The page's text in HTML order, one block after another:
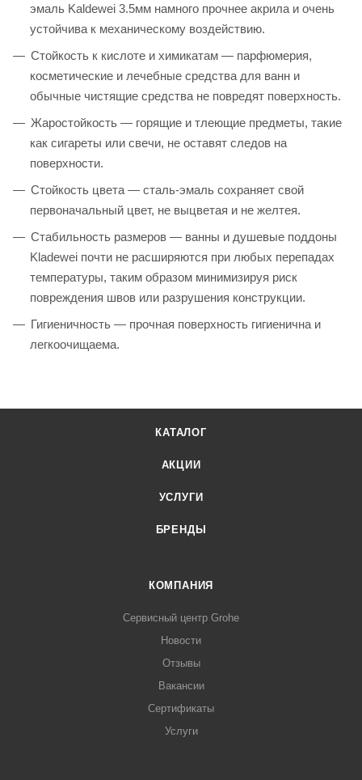
эмаль Kaldewei 3.5мм намного прочнее акрила и очень
устойчива к механическому воздействию.
Стойкость к кислоте и химикатам — парфюмерия,
косметические и лечебные средства для ванн и
обычные чистящие средства не повредят поверхность.
Жаростойкость — горящие и тлеющие предметы, такие
как сигареты или свечи, не оставят следов на
поверхности.
Стойкость цвета — сталь-эмаль сохраняет свой
первоначальный цвет, не выцветая и не желтея.
Стабильность размеров — ванны и душевые поддоны
Kladewei почти не расширяются при любых перепадах
температуры, таким образом минимизируя риск
повреждения швов или разрушения конструкции.
Гигиеничность — прочная поверхность гигиенична и
легкоочищаема.
КАТАЛОГ
АКЦИИ
УСЛУГИ
БРЕНДЫ
КОМПАНИЯ
Сервисный центр Grohe
Новости
Отзывы
Вакансии
Сертификаты
Услуги